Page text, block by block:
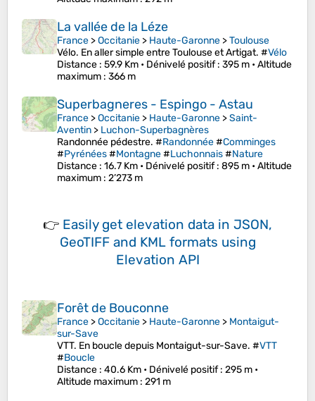
La vallée de la Léze
France >Occitanie > Haute-Garonne >Toulouse
Vélo. En aller simple entre Toulouse et Artigat. #Vélo
Distance : 59.9 Km • Dénivelé positif: 395 m •Altitude
maximum : 366 m
Superbagneres - Espingo - Astau
France >Occitanie > Haute-Garonne >Saint-
Aventin > Luchon-Superbagnères
Randonnée pédestre. #Randonnée#Comminges
#Pyrénées#Montagne#Luchonnais#Nature
Distance : 16.7 Km • Dénivelé positif: 895 m •Altitude
maximum : 2’273 m
👉 Easily get elevation data in JSON,
GeoTIFF and KML formats using
Elevation API
Forêt de Bouconne
France >Occitanie > Haute-Garonne > Montaigut-
sur-Save
VTT. En boucle depuis Montaigut-sur-Save. #VTT
#Boucle
Distance : 40.6 Km • Dénivelé positif: 295 m •
Altitude maximum : 291 m